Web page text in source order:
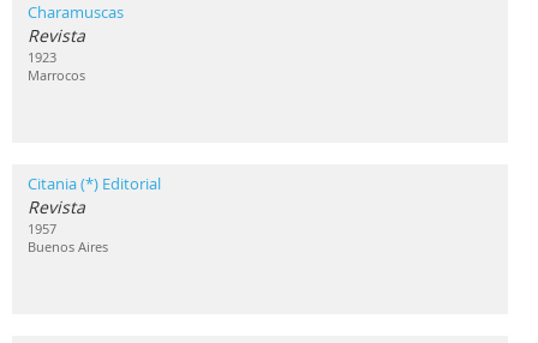
Charamuscas
Revista
1923
Marrocos
Citania (*) Editorial
Revista
1957
Buenos Aires